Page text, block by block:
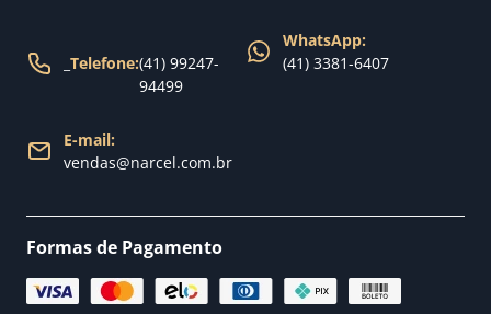
Telefone:(41) 99247-
94499
WhatsApp:
(41) 3381-6407
E-mail:
vendas@narcel.com.br
Formas de Pagamento